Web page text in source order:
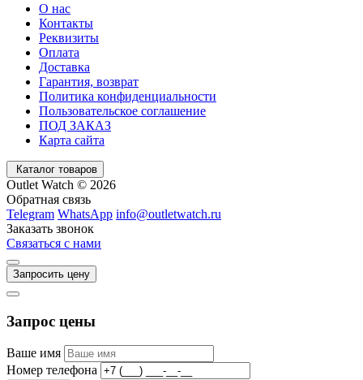
О нас
Контакты
Реквизиты
Оплата
Доставка
Гарантия, возврат
Политика конфиденциальности
Пользовательское соглашение
ПОД ЗАКАЗ
Карта сайта
Каталог товаров
Outlet Watch © 2026
Обратная связь
Telegram WhatsApp info@outletwatch.ru
Заказать звонок
Связаться с нами
Запросить цену
Запрос цены
Ваше имя
Номер телефона